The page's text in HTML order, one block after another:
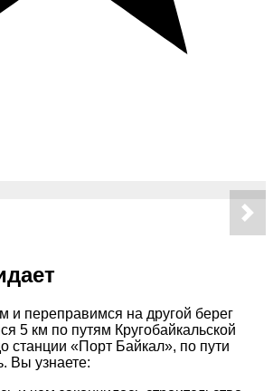
и переправимся на другой берег
5 км по путям Кругобайкальской
станции «Порт Байкал», по пути
Вы узнаете: